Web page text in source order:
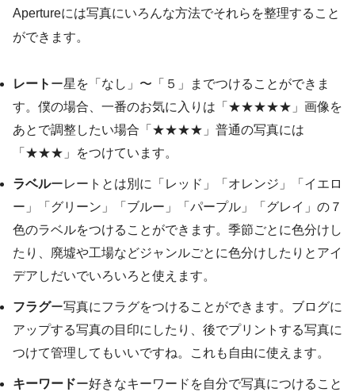
Apertureには写真にいろんな方法でそれらを整理すること
ができます。
レート ー星を「なし」〜「５」までつけることができま
す。僕の場合、一番のお気に入りは「★★★★★」画像を
あとで調整したい場合「★★★★」普通の写真には
「★★★」をつけています。
ラベルーレートとは別に「レッド」「オレンジ」「イエロ
ー」「グリーン」「ブルー」「パープル」「グレイ」の７
色のラベルをつけることができます。季節ごとに色分けし
たり、廃墟や工場などジャンルごとに色分けしたりとアイ
デアしだいでいろいろと使えます。
フラグー写真にフラグをつけることができます。ブログに
アップする写真の目印にしたり、後でプリントする写真に
つけて管理してもいいですね。これも自由に使えます。
キーワードー好きなキーワードを自分で写真につけること